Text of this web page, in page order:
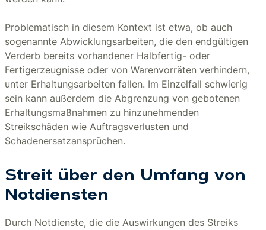
Problematisch in diesem Kontext ist etwa, ob auch
sogenannte Abwicklungsarbeiten, die den endgültigen
Verderb bereits vorhandener Halbfertig- oder
Fertigerzeugnisse oder von Warenvorräten verhindern,
unter Erhaltungsarbeiten fallen. Im Einzelfall schwierig
sein kann außerdem die Abgrenzung von gebotenen
Erhaltungsmaßnahmen zu hinzunehmenden
Streikschäden wie Auftragsverlusten und
Schadenersatzansprüchen.
Streit über den Umfang von
Notdiensten
Durch Notdienste, die die Auswirkungen des Streiks